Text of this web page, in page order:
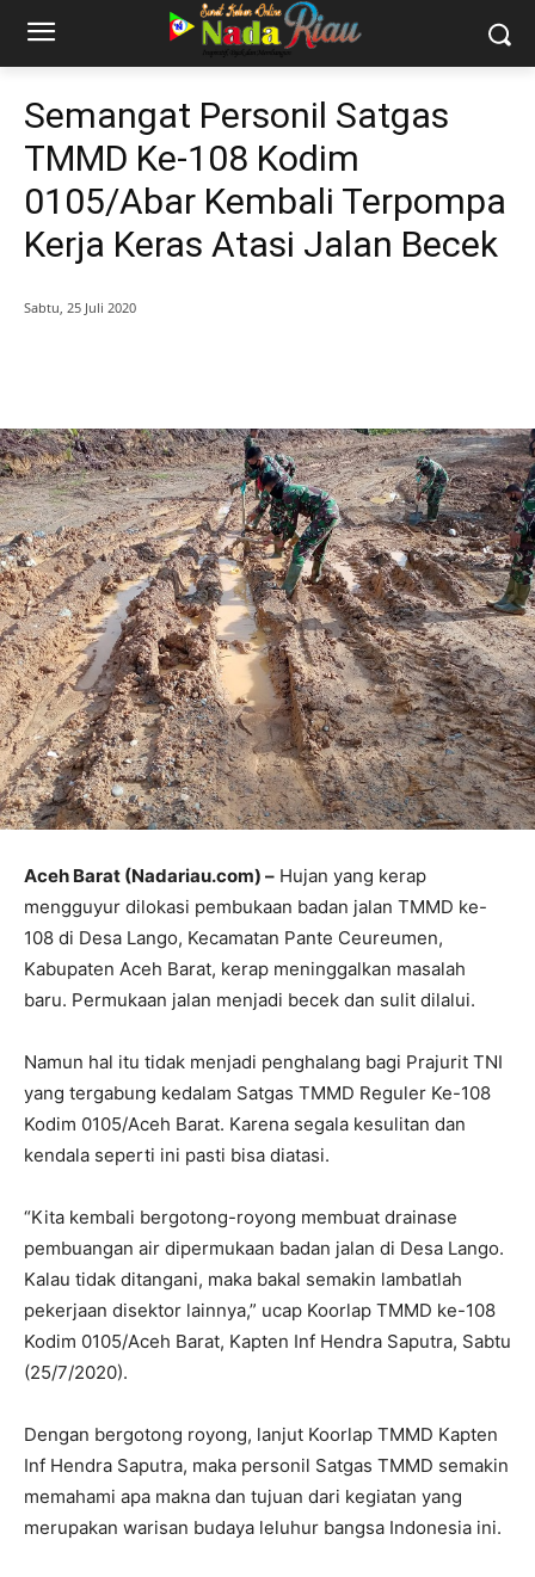
Semangat Personil Satgas
TMMD Ke-108 Kodim
0105/Abar Kembali Terpompa
Kerja Keras Atasi Jalan Becek
Sabtu, 25 Juli 2020
Aceh Barat (Nadariau.com) – Hujan yang kerap
mengguyur dilokasi pembukaan badan jalan TMMD ke-
108 di Desa Lango, Kecamatan Pante Ceureumen,
Kabupaten Aceh Barat, kerap meninggalkan masalah
baru. Permukaan jalan menjadi becek dan sulit dilalui.
Namun hal itu tidak menjadi penghalang bagi Prajurit TNI
yang tergabung kedalam Satgas TMMD Reguler Ke-108
Kodim 0105/Aceh Barat. Karena segala kesulitan dan
kendala seperti ini pasti bisa diatasi.
“Kita kembali bergotong-royong membuat drainase
pembuangan air dipermukaan badan jalan di Desa Lango.
Kalau tidak ditangani, maka bakal semakin lambatlah
pekerjaan disektor lainnya,” ucap Koorlap TMMD ke-108
Kodim 0105/Aceh Barat, Kapten Inf Hendra Saputra, Sabtu
(25/7/2020).
Dengan bergotong royong, lanjut Koorlap TMMD Kapten
Inf Hendra Saputra, maka personil Satgas TMMD semakin
memahami apa makna dan tujuan dari kegiatan yang
merupakan warisan budaya leluhur bangsa Indonesia ini.